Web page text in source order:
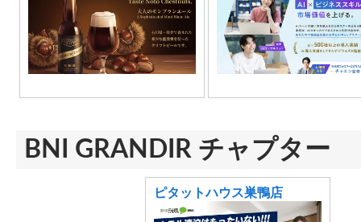
BNI GRANDIR チャプター
ピタットハウス巣鴨店